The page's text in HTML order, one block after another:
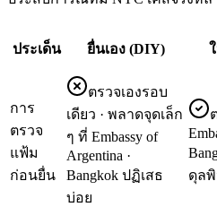
ประเด็น ยื่นเอง (DIY)
การ
ตรวจ
แฟ้ม
ก่อนยื่น
ตรวจเองรอบ
เดียว · พลาดจุดเล็ก
ๆ ที่ Embassy of
Argentina ·
Bangkok ปฏิเสธ
บ่อย
ดุล